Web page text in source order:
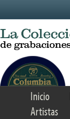
Inicio
Artistas